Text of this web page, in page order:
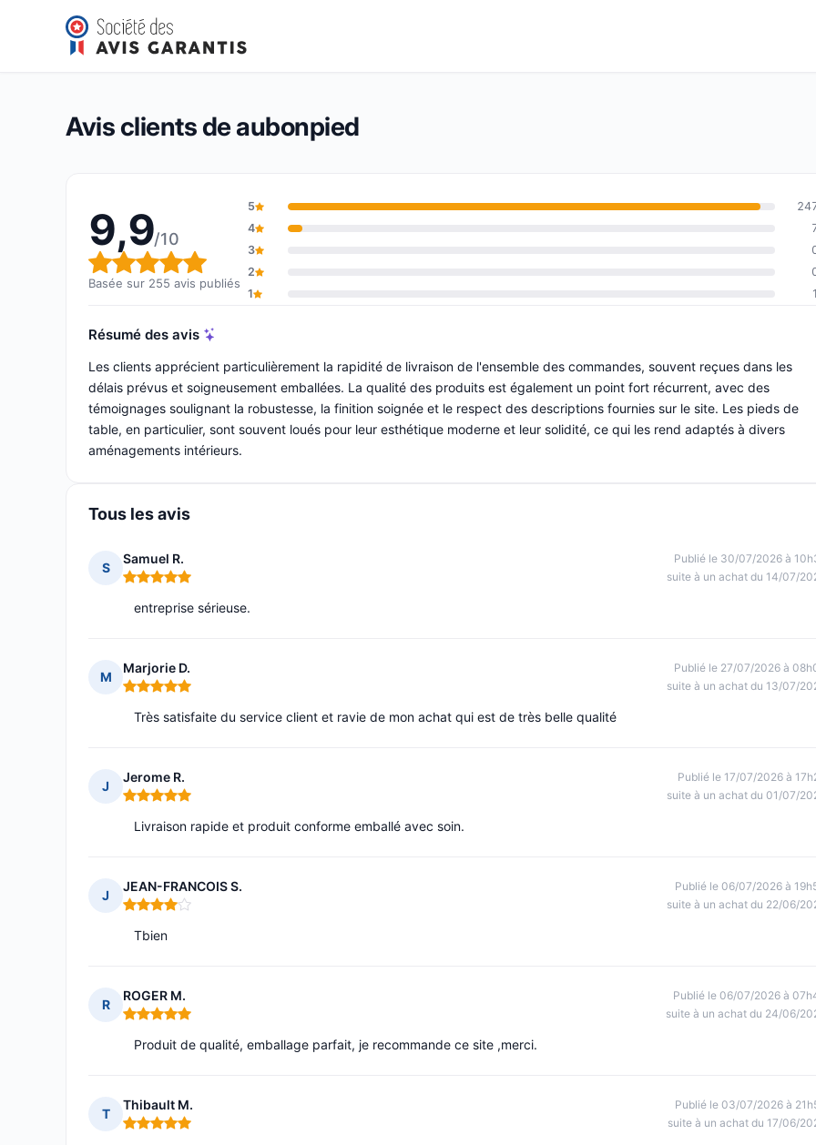
aubonpied
Note globale : 9,9 sur 10
9,9/10(255 avis)
Avis clients de aubonpied
9,9/10
Note globale : 9,9 sur 10
Basée sur 255 avis publiés
5
4
3
2
1
1
Résumé des avis
Les clients apprécient particulièrement la rapidité de livraison de l'ensemble des commandes, souvent reçues dans les
délais prévus et soigneusement emballées. La qualité des produits est également un point fort récurrent, avec des
témoignages soulignant la robustesse, la finition soignée et le respect des descriptions fournies sur le site. Les pieds de
table, en particulier, sont souvent loués pour leur esthétique moderne et leur solidité, ce qui les rend adaptés à divers
aménagements intérieurs.
Tous les avis
S
Samuel R.
Note : 5 sur 5
Publié le 30/07/2026 à
suite à un achat du 14/07/
entreprise sérieuse.
M
Marjorie D.
Note : 5 sur 5
Publié le 27/07/2026 à
suite à un achat du 13/07/
Très satisfaite du service client et ravie de mon achat qui est de très belle qualité
J
Jerome R.
Note : 5 sur 5
Publié le 17/07/2026 à
suite à un achat du 01/07/
Livraison rapide et produit conforme emballé avec soin.
J
JEAN-FRANCOIS S.
Note : 4 sur 5
Publié le 06/07/2026 à
suite à un achat du 22/06/
Tbien
R
ROGER M.
Note : 5 sur 5
Publié le 06/07/2026 à
suite à un achat du 24/06/
Produit de qualité, emballage parfait, je recommande ce site ,merci.
T
Thibault M.
Note : 5 sur 5
Publié le 03/07/2026 à
suite à un achat du 17/06/